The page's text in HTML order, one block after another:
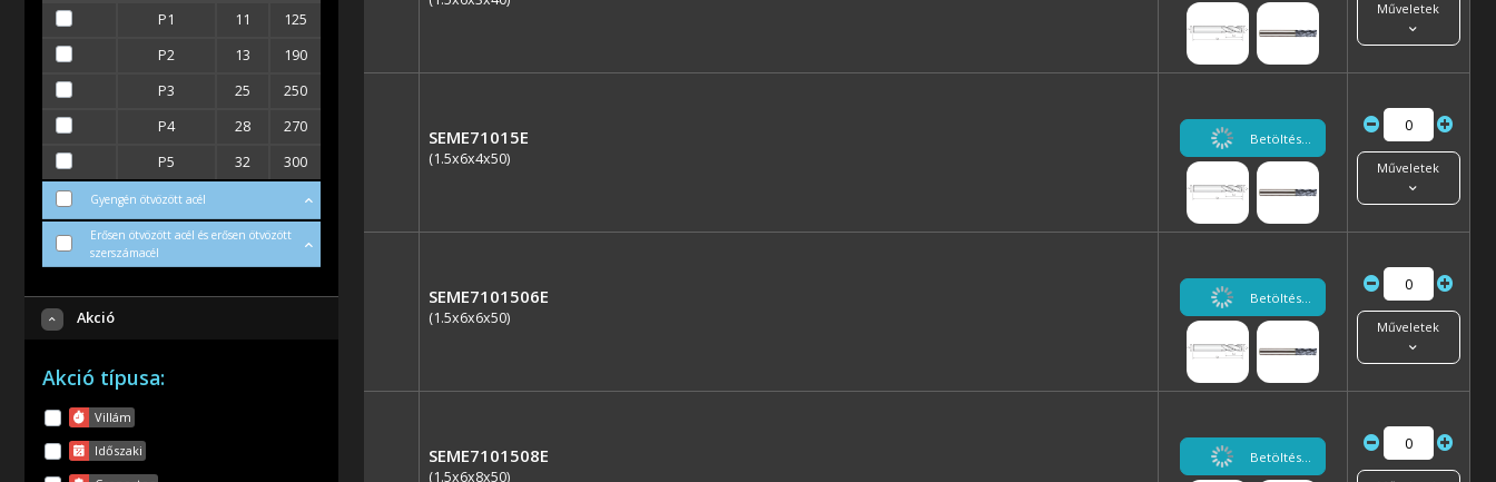
P1
11
125
P2
13
190
P3
25
250
P4
28
270
P5
32 300
Gyengén ötvözött acél
Erősen ötvözött acél és erősen ötvözött
szerszámacél
Akció
Akció típusa:
Villám
Időszaki
Műveletek
SEME71015E
(1.5x6x4x50)
Betöltés...
Műveletek
SEME7101506E
(1.5x6x6x50)
Betöltés...
Műveletek
SEME7101508E
(1.5x6x8x50)
Betöltés...